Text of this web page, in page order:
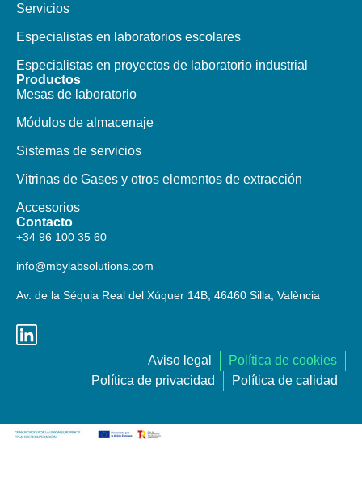
Servicios
Especialistas en laboratorios escolares
Especialistas en proyectos de laboratorio industrial
Productos​
Mesas de laboratorio
Módulos de almacenaje
Sistemas de servicios
Vitrinas de Gases y otros elementos de extracción
Accesorios
Contacto
+34 96 100 35 60
info@mbylabsolutions.com
Av. de la Séquia Real del Xúquer 14B, 46460 Silla, València
Aviso legal
Política de cookies
Política de privacidad
Política de calidad